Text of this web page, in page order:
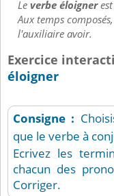
Leverbe éloigner
Aux temps
l'auxiliaire avoir.
Exercice
éloigner
Consigne :
que le verbe à
Ecrivez les
chacun des
Corriger.